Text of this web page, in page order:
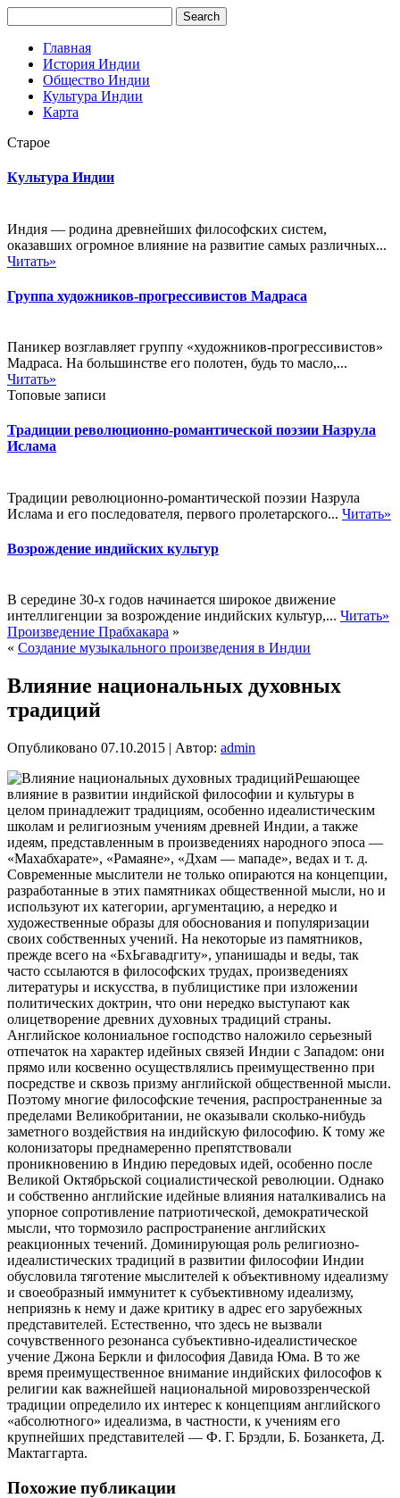
Главная
История Индии
Общество Индии
Культура Индии
Карта
Старое
Культура Индии
Индия — родина древнейших философских систем,
оказавших огромное влияние на развитие самых различных...
Читать»
Группа художников-прогрессивистов Мадраса
Паникер возглавляет группу «художников-прогрессивистов»
Мадраса. На большинстве его полотен, будь то масло,...
Читать»
Топовые записи
Традиции революционно-романтической поэзии Назрула
Ислама
Традиции революционно-романтической поэзии Назрула
Ислама и его последователя, первого пролетарского... Читать»
Возрождение индийских культур
В середине 30-х годов начинается широкое движение
интеллигенции за возрождение индийских культур,... Читать»
Произведение Прабхакара »
« Создание музыкального произведения в Индии
Влияние национальных духовных
традиций
Опубликовано 07.10.2015 | Автор: admin
Решающее
влияние в развитии индийской философии и культуры в
целом принадлежит традициям, особенно идеалистическим
школам и религиозным учениям древней Индии, а также
идеям, представленным в произведениях народного эпоса —
«Махабхарате», «Рамаяне», «Дхам — мападе», ведах и т. д.
Современные мыслители не только опираются на концепции,
разработанные в этих памятниках общественной мысли, но и
используют их категории, аргументацию, а нередко и
художественные образы для обоснования и популяризации
своих собственных учений. На некоторые из памятников,
прежде всего на «БхЬгавадгиту», упанишады и веды, так
часто ссылаются в философских трудах, произведениях
литературы и искусства, в публицистике при изложении
политических доктрин, что они нередко выступают как
олицетворение древних духовных традиций страны.
Английское колониальное господство наложило серьезный
отпечаток на характер идейных связей Индии с Западом: они
прямо или косвенно осуществлялись преимущественно при
посредстве и сквозь призму английской общественной мысли.
Поэтому многие философские течения, распространенные за
пределами Великобритании, не оказывали сколько-нибудь
заметного воздействия на индийскую философию. К тому же
колонизаторы преднамеренно препятствовали
проникновению в Индию передовых идей, особенно после
Великой Октябрьской социалистической революции. Однако
и собственно английские идейные влияния наталкивались на
упорное сопротивление патриотической, демократической
мысли, что тормозило распространение английских
реакционных течений. Доминирующая роль религиозно-
идеалистических традиций в развитии философии Индии
обусловила тяготение мыслителей к объективному идеализму
и своеобразный иммунитет к субъективному идеализму,
неприязнь к нему и даже критику в адрес его зарубежных
представителей. Естественно, что здесь не вызвали
сочувственного резонанса субъективно-идеалистическое
учение Джона Беркли и философия Давида Юма. В то же
время преимущественное внимание индийских философов к
религии как важнейшей национальной мировоззренческой
традиции определило их интерес к концепциям английского
«абсолютного» идеализма, в частности, к учениям его
крупнейших представителей — Ф. Г. Брэдли, Б. Бозанкета, Д.
Мактаггарта.
Похожие публикации